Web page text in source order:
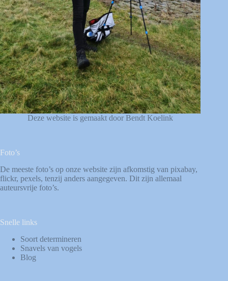
Deze website is gemaakt door Bendt Koelink
Foto’s
De meeste foto’s op onze website zijn afkomstig van pixabay,
flickr, pexels, tenzij anders aangegeven. Dit zijn allemaal
auteursvrije foto’s.
Snelle links
Soort determineren
Snavels van vogels
Blog